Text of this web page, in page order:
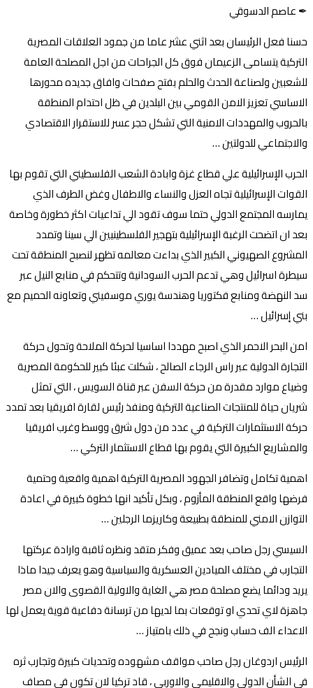
✒ عاصم الدسوقي
حسنا فعل الرئيسان بعد اثني عشر عاما من جمود العلاقات المصرية
التركية يتسامى الزعيمان فوق كل الجراحات من اجل المصلحة العامة
للشعبين ولصناعة الحدث والحلم بفتح صفحات وافاق جديده محورها
الاساسي تعزيز الامن القومي بين البلدين في ظل احتدام المنطقة
بالحروب والمهددات الامنية التي تشكل حجر عسر للاستقرار الاقتصادي
والاجتماعي للدولتين …
الحرب الإسرائيلية علي قطاع غزة وابادة الشعب الفلسطيني التي تقوم بها
القوات الإسرائيلية تجاه العزل والنساء والاطفال وغض الطرف الذي
يمارسه المجتمع الدولي حتما سوف تقود الي تداعيات اكثر خطورة وخاصة
بعد ان اتضحت الرغبة الإسرائيلية بتهجير الفلسطينيين الي سينا وتمدد
المشروع الصهيوني الكبير الذي بداءت معالمه تظهر لنصبح المنطقة تحت
سيطرة اسرائيل وهي تدعم الحرب السودانية وتتحكم في منابع النيل عبر
سد النهضة ومنابع فكتوريا وهندسة يوري موسفيني وتعاونه الحميم مع
بني إسرائيل …
امن البحر الاحمر الذي اصبح مهددا اساسيا لحركة الملاحة وتحول حركة
التجارة الدولية عبر راس الرجاء الصالح ، شكلت عبئا كبير للحكومة المصرية
وضياع موارد مقدرة من حركة السفن عبر قناة السويس ، التي تمثل
شريان حياة للمنتجات الصناعية التركية ومنفذ رئيس لقارة افريقيا بعد تمدد
حركة الاستثمارات التركية في عدد من دول شرق ووسط وغرب افريقيا
والمشاريع الكبيرة التي يقوم بها قطاع الاستثمار التركي …
اهمية تكامل وتضافر الجهود المصرية التركية اهمية واقعية وحتمية
فرضها واقع المنطقة المأزوم ، وبكل تأكيد انها خطوة كبيرة في اعادة
التوازن الامني للمنطقة بطبيعة وكاريزما الرجلين …
السيسي رجل صاحب بعد عميق وفكر متقد ونظره ثاقبة وارادة عركتها
التجارب في مختلف الميادين العسكرية والسياسية وهو يعرف جيدا ماذا
يريد ودائما يضع مصلحة مصر هي الغاية والاولية القصوى والان مصر
جاهزة لاي تحدي او توقعات بما لديها من ترسانة دفاعية قوية يعمل لها
الاعداء الف حساب ونجح في ذلك بامتياز …
الرئيس اردوغان رجل صاحب مواقف مشهوده وتحديات كبيرة وتجارب ثره
في الشأن الدولي والاقليمي والاوربي ، قاد تركيا لان تكون في مصاف